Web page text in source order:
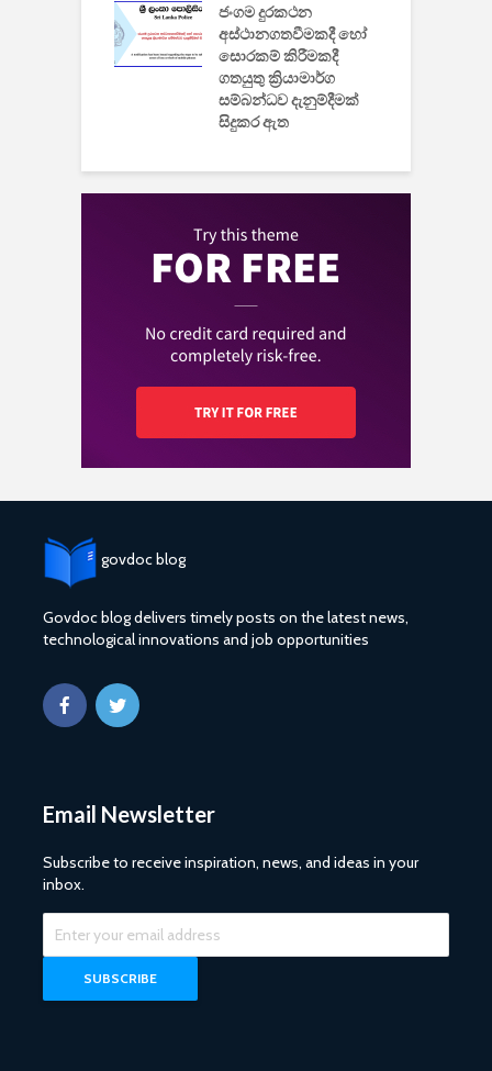
ජංගම දුරකථන
අස්ථානගතවීමකදී හෝ
සොරකම් කිරීමකදී
ගතයුතු ක්‍රියාමාර්ග
සම්බන්ධව දැනුම්දීමක්
සිදුකර ඇත
govdoc blog
Govdoc blog delivers timely posts on the latest news,
technological innovations and job opportunities
Email Newsletter
Subscribe to receive inspiration, news, and ideas in your
inbox.